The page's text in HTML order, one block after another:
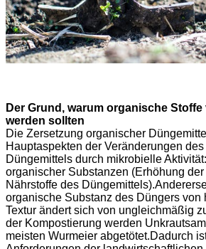
Der Grund, warum organische
werden sollten
Die Zersetzung organischer
Hauptaspekten der Veränderungen
Düngemittels durch mikrobielle
organischer Substanzen (Erhöhung
Nährstoffe des
organische Substanz des Düngers von
Textur ändert sich von ungleichmäßig
der Kompostierung werden
meisten Wurmeier abgetötet.Dadurch